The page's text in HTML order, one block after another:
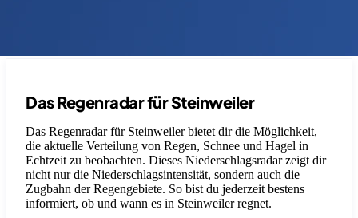
Das Regenradar für Steinweiler
Das Regenradar für Steinweiler bietet dir die Möglichkeit,
die aktuelle Verteilung von Regen, Schnee und Hagel in
Echtzeit zu beobachten. Dieses Niederschlagsradar zeigt dir
nicht nur die Niederschlagsintensität, sondern auch die
Zugbahn der Regengebiete. So bist du jederzeit bestens
informiert, ob und wann es in Steinweiler regnet.